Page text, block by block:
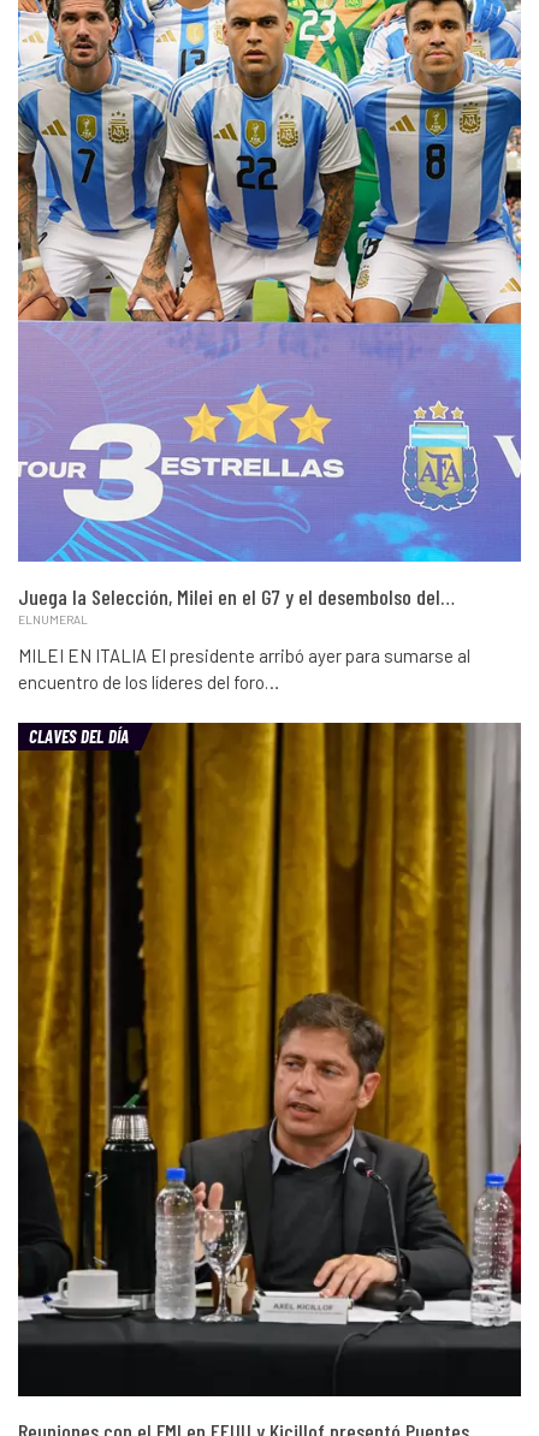
Juega la Selección, Milei en el G7 y el desembolso del…
ELNUMERAL
MILEI EN ITALIA El presidente arribó ayer para sumarse al
encuentro de los líderes del foro…
CLAVES DEL DÍA